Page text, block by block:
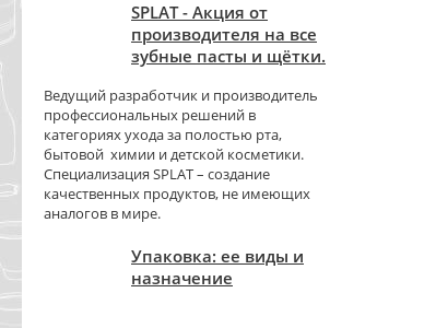
SPLAT - Акция от
производителя на все
зубные пасты и щётки.
Ведущий разработчик и производитель
профессиональных решений в
категориях ухода за полостью рта,
бытовой химии и детской косметики.
Специализация SPLAT – создание
качественных продуктов, не имеющих
аналогов в мире.
Упаковка: ее виды и
назначение